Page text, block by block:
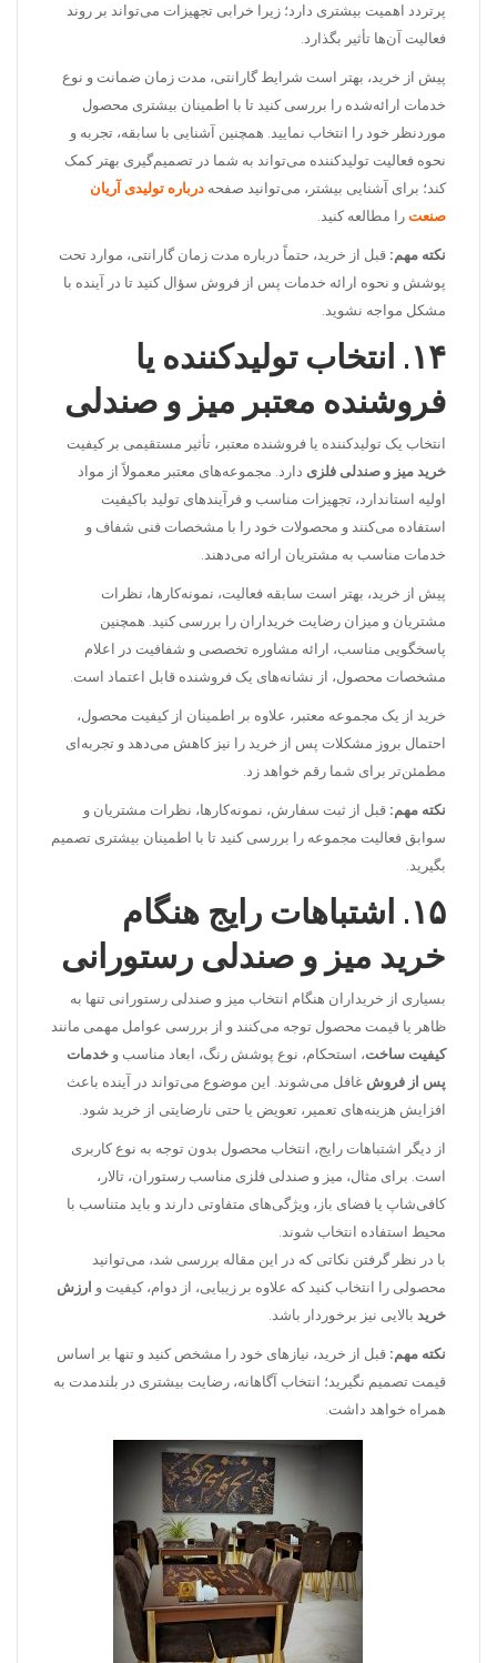
پرتردد اهمیت بیشتری دارد؛ زیرا خرابی تجهیزات می‌تواند بر روند
فعالیت آن‌ها تأثیر بگذارد.
پیش از خرید، بهتر است شرایط گارانتی، مدت زمان ضمانت و نوع
خدمات ارائه‌شده را بررسی کنید تا با اطمینان بیشتری محصول
موردنظر خود را انتخاب نمایید. همچنین آشنایی با سابقه، تجربه و
نحوه فعالیت تولیدکننده می‌تواند به شما در تصمیم‌گیری بهتر کمک
کند؛ برای آشنایی بیشتر، می‌توانید صفحه درباره تولیدی آریان
صنعت را مطالعه کنید.
نکته مهم: قبل از خرید، حتماً درباره مدت زمان گارانتی، موارد تحت
پوشش و نحوه ارائه خدمات پس از فروش سؤال کنید تا در آینده با
مشکل مواجه نشوید.
۱۴. انتخاب تولیدکننده یا
فروشنده معتبر میز و صندلی
انتخاب یک تولیدکننده یا فروشنده معتبر، تأثیر مستقیمی بر کیفیت
خرید میز و صندلی فلزی دارد. مجموعه‌های معتبر معمولاً از مواد
اولیه استاندارد، تجهیزات مناسب و فرآیندهای تولید باکیفیت
استفاده می‌کنند و محصولات خود را با مشخصات فنی شفاف و
خدمات مناسب به مشتریان ارائه می‌دهند.
پیش از خرید، بهتر است سابقه فعالیت، نمونه‌کارها، نظرات
مشتریان و میزان رضایت خریداران را بررسی کنید. همچنین
پاسخگویی مناسب، ارائه مشاوره تخصصی و شفافیت در اعلام
مشخصات محصول، از نشانه‌های یک فروشنده قابل اعتماد است.
خرید از یک مجموعه معتبر، علاوه بر اطمینان از کیفیت محصول،
احتمال بروز مشکلات پس از خرید را نیز کاهش می‌دهد و تجربه‌ای
مطمئن‌تر برای شما رقم خواهد زد.
نکته مهم: قبل از ثبت سفارش، نمونه‌کارها، نظرات مشتریان و
سوابق فعالیت مجموعه را بررسی کنید تا با اطمینان بیشتری تصمیم
بگیرید.
۱۵. اشتباهات رایج هنگام
خرید میز و صندلی رستورانی
بسیاری از خریداران هنگام انتخاب میز و صندلی رستورانی تنها به
ظاهر یا قیمت محصول توجه می‌کنند و از بررسی عوامل مهمی مانند
کیفیت ساخت، استحکام، نوع پوشش رنگ، ابعاد مناسب و خدمات
پس از فروش غافل می‌شوند. این موضوع می‌تواند در آینده باعث
افزایش هزینه‌های تعمیر، تعویض یا حتی نارضایتی از خرید شود.
از دیگر اشتباهات رایج، انتخاب محصول بدون توجه به نوع کاربری
است. برای مثال، میز و صندلی فلزی مناسب رستوران، تالار،
کافی‌شاپ یا فضای باز، ویژگی‌های متفاوتی دارند و باید متناسب با
محیط استفاده انتخاب شوند.
با در نظر گرفتن نکاتی که در این مقاله بررسی شد، می‌توانید
محصولی را انتخاب کنید که علاوه بر زیبایی، از دوام، کیفیت و ارزش
خرید بالایی نیز برخوردار باشد.
نکته مهم: قبل از خرید، نیازهای خود را مشخص کنید و تنها بر اساس
قیمت تصمیم نگیرید؛ انتخاب آگاهانه، رضایت بیشتری در بلندمدت به
همراه خواهد داشت.